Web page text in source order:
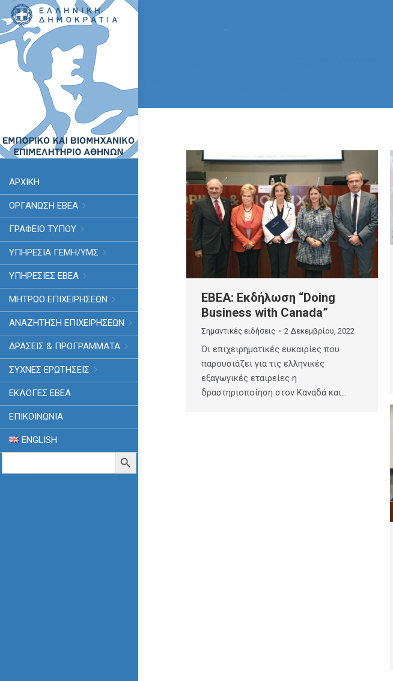
ΑΡΧΙΚΗ
ΟΡΓΑΝΩΣΗ ΕΒΕΑ
ΓΡΑΦΕΙΟ ΤΥΠΟΥ
ΥΠΗΡΕΣΊΑ ΓΕΜΗ/ΥΜΣ
ΥΠΗΡΕΣΙΕΣ ΕΒΕΑ
ΜΗΤΡΩΟ ΕΠΙΧΕΙΡΗΣΕΩΝ
ΑΝΑΖΗΤΗΣΗ ΕΠΙΧΕΙΡΗΣΕΩΝ
ΔΡΑΣΕΙΣ & ΠΡΟΓΡΑΜΜΑΤΑ
ΣΥΧΝΕΣ ΕΡΩΤΗΣΕΙΣ
ΕΚΛΟΓΈΣ ΕΒΕΑ
ΕΠΙΚΟΙΝΩΝΙΑ
ENGLISH
Search
Search Button
ΕΒΕΑ: Εκδήλωση “Doing
Business with Canada”
Σημαντικές ειδήσεις 2 Δεκεμβρίου, 2022
Οι επιχειρηματικές ευκαιρίες που
παρουσιάζει για τις ελληνικές
εξαγωγικές εταιρείες η
δραστηριοποίηση στον Καναδά και…